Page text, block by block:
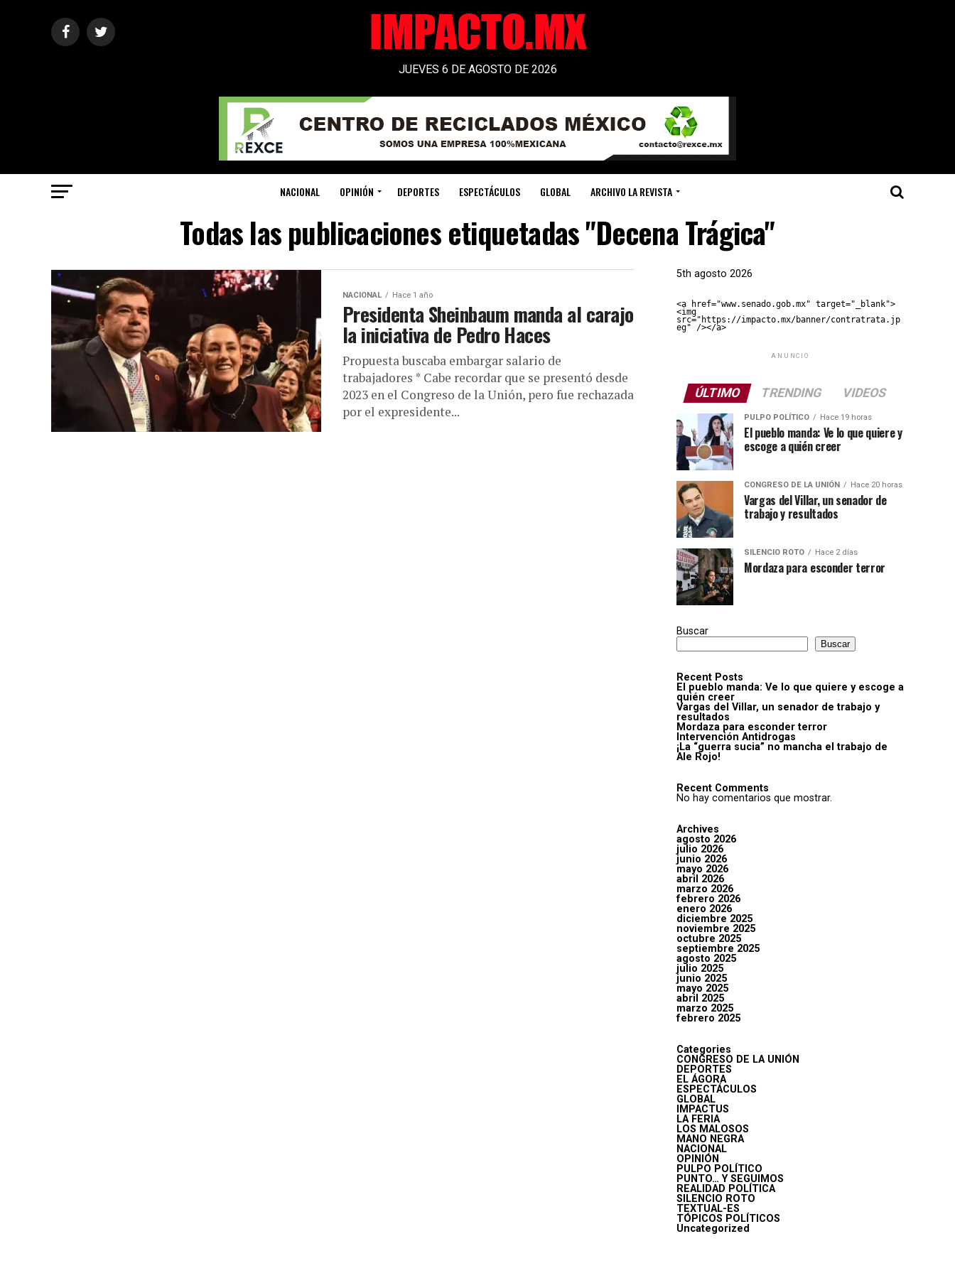
JUEVES 6 DE AGOSTO DE 2026
NACIONAL OPINIÓN DEPORTES ESPECTÁCULOS GLOBAL ARCHIVO LA REVISTA
Todas las publicaciones etiquetadas "Decena Trágica"
NACIONAL Hace 1 año
Presidenta Sheinbaum manda al carajo
la iniciativa de Pedro Haces
Propuesta buscaba embargar salario de
trabajadores * Cabe recordar que se presentó desde
2023 en el Congreso de la Unión, pero fue rechazada
por el expresidente...
5th agosto 2026
<a href="www.senado.gob.mx" target="_blank">
<img
src="https://impacto.mx/banner/contratrata.jp
eg" /></a>
ANUNCIO
ÚLTIMO TRENDING VIDEOS
PULPO POLÍTICO Hace 19 horas
El pueblo manda: Ve lo que quiere y
escoge a quién creer
CONGRESO DE LA UNIÓN Hace 20 horas
Vargas del Villar, un senador de
trabajo y resultados
SILENCIO ROTO Hace 2 días
Mordaza para esconder terror
Buscar
Buscar
Recent Posts
El pueblo manda: Ve lo que quiere y escoge a
quién creer
Vargas del Villar, un senador de trabajo y
resultados
Mordaza para esconder terror
Intervención Antidrogas
¡La “guerra sucia” no mancha el trabajo de
Ale Rojo!
Recent Comments
No hay comentarios que mostrar.
Archives
agosto 2026
julio 2026
junio 2026
mayo 2026
abril 2026
marzo 2026
febrero 2026
enero 2026
diciembre 2025
noviembre 2025
octubre 2025
septiembre 2025
agosto 2025
julio 2025
junio 2025
mayo 2025
abril 2025
marzo 2025
febrero 2025
Categories
CONGRESO DE LA UNIÓN
DEPORTES
EL ÁGORA
ESPECTÁCULOS
GLOBAL
IMPACTUS
LA FERIA
LOS MALOSOS
MANO NEGRA
NACIONAL
OPINIÓN
PULPO POLÍTICO
PUNTO… Y SEGUIMOS
REALIDAD POLÍTICA
SILENCIO ROTO
TEXTUAL-ES
TÓPICOS POLÍTICOS
Uncategorized